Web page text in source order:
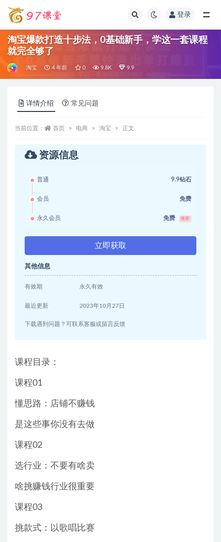
登录
淘宝爆款打造十步法，0基础新手，学这一套课程
就完全够了
淘宝 4 年前 0 9.8K 9.9
详情介绍 常见问题
当前位置： 首页 电商 淘宝 正文
资源信息
普通 9.9钻石
会员 免费
永久会员 免费 推荐
立即获取
其他信息
有效期 永久有效
最近更新 2023年10月27日
下载遇到问题？可联系客服或留言反馈
课程目录：
课程01
懂思路：店铺不赚钱
是这些事你没有去做
课程02
选行业：不要有啥卖
啥挑赚钱行业很重要
课程03
挑款式：以歌唱比赛